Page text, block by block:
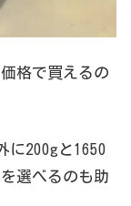
格で買えるの
に200gと1650
選べるのも助